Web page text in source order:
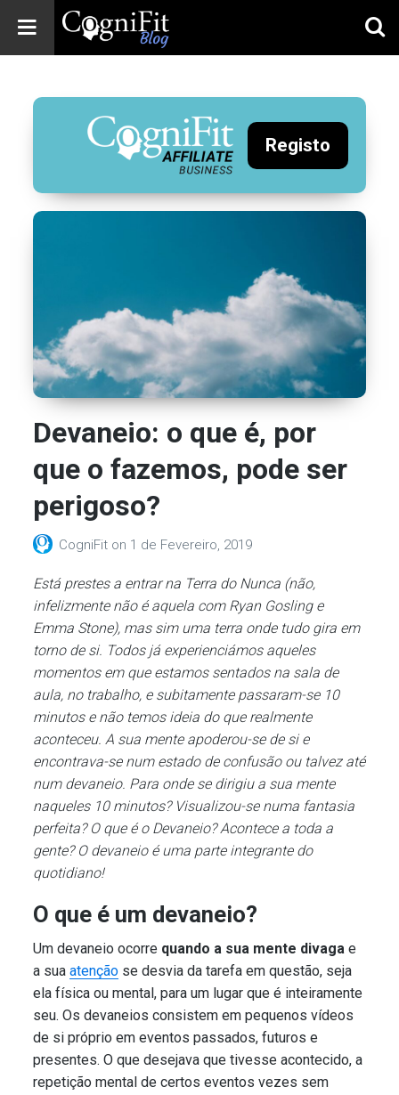
Blog: Brain
Health
News
Brain Training,
Wellness
Registo
Devaneio: o que é, por
que o fazemos, pode ser
perigoso?
CogniFit on 1 de Fevereiro, 2019
Está prestes a entrar na Terra do Nunca (não,
infelizmente não é aquela com Ryan Gosling e
Emma Stone), mas sim uma terra onde tudo gira em
torno de si. Todos já experienciámos aqueles
momentos em que estamos sentados na sala de
aula, no trabalho, e subitamente passaram-se 10
minutos e não temos ideia do que realmente
aconteceu. A sua mente apoderou-se de si e
encontrava-se num estado de confusão ou talvez até
num devaneio. Para onde se dirigiu a sua mente
naqueles 10 minutos? Visualizou-se numa fantasia
perfeita? O que é o Devaneio? Acontece a toda a
gente? O devaneio é uma parte integrante do
quotidiano!
O que é um devaneio?
Um devaneio ocorre quando a sua mente divaga e
a suaatenção se desvia da tarefa em questão, seja
ela física ou mental, para um lugar que é inteiramente
seu. Os devaneios consistem em pequenos vídeos
de si próprio em eventos passados, futuros e
presentes. O que desejava que tivesse acontecido, a
repetição mental de certos eventos vezes sem